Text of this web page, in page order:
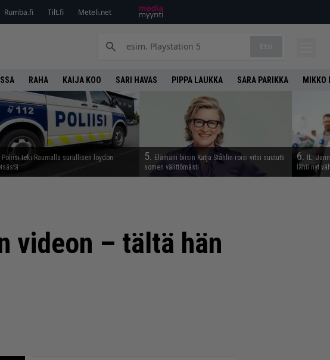
Rumba.fi Tilt.fi Meteli.net
RAHA KAIJA KOO SARI HAVAS PIPPA LAUKKA SARA PARIKKA MIKKO
Poliisi teki Raumalla surullisen löydön
5. Elämäni biisin Katja Ståhlin roisi vitsi suututti
somen välittömästi
6.
IL:
lähti nyt
videon – tältä hän